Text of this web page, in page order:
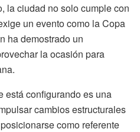
la ciudad no solo cumple con
un evento como la Copa
ha demostrado un
la ocasión para
está configurando es una
cambios estructurales
como referente